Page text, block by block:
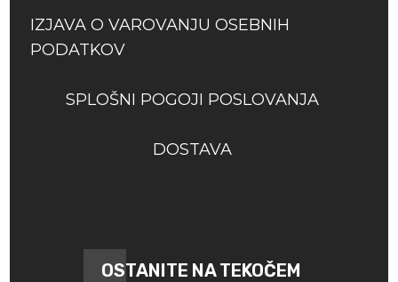
IZJAVA O VAROVANJU OSEBNIH
PODATKOV
SPLOŠNI POGOJI POSLOVANJA
DOSTAVA
OSTANITE NA TEKOČEM